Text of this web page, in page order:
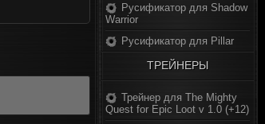
Русификатор для Shadow
Warrior
Русификатор для Pillar
ТРЕЙНЕРЫ
Трейнер для The Mighty
Quest for Epic Loot v 1.0 (+12)